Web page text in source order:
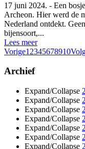
17 juni 2024. - Een
Archeon. Hier werd de
Nederland ontdekt.
bijensoort,...
Lees meer
Vorige1 2345678910
Archief
Expand/Collapse
Expand/Collapse
Expand/Collapse
Expand/Collapse
Expand/Collapse
Expand/Collapse
Expand/Collapse